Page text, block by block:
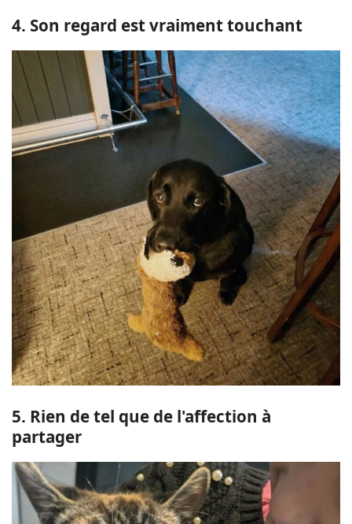
4. Son regard est vraiment touchant
5. Rien de tel que de l'affection à
partager